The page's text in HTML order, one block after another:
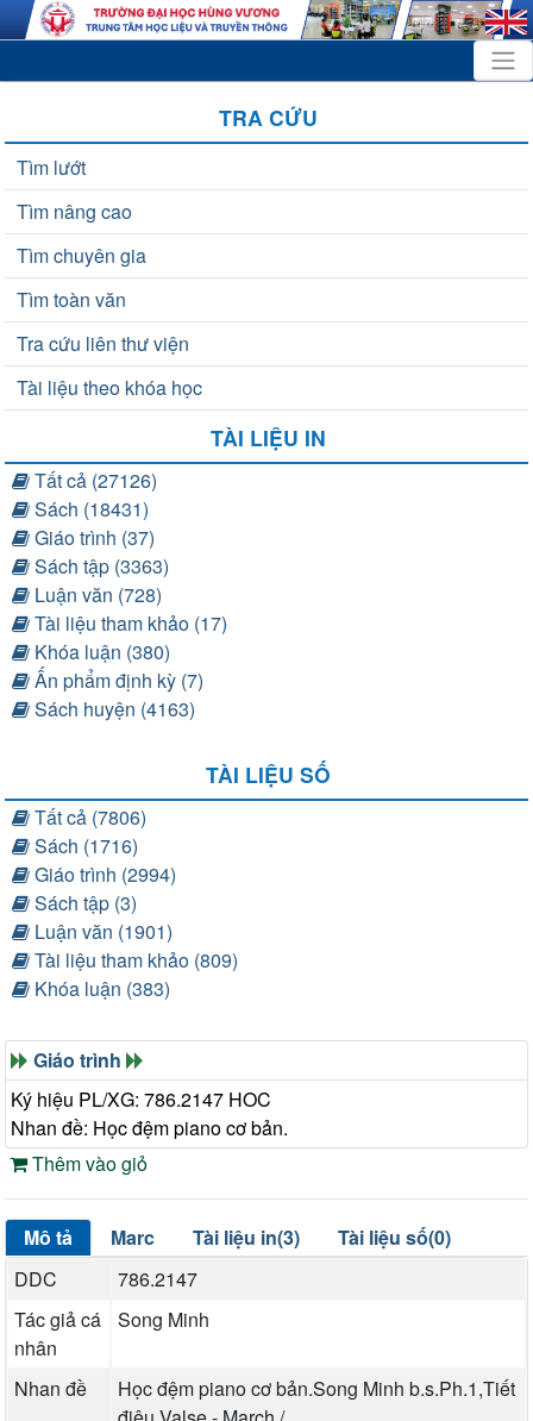
TRA CỨU
Tìm lướt
Tìm nâng cao
Tìm chuyên gia
Tìm toàn văn
Tra cứu liên thư viện
Tài liệu theo khóa học
TÀI LIỆU IN
Tất cả (27126)
Sách (18431)
Giáo trình (37)
Sách tập (3363)
Luận văn (728)
Tài liệu tham khảo (17)
Khóa luận (380)
Ấn phẩm định kỳ (7)
Sách huyện (4163)
TÀI LIỆU SỐ
Tất cả (7806)
Sách (1716)
Giáo trình (2994)
Sách tập (3)
Luận văn (1901)
Tài liệu tham khảo (809)
Khóa luận (383)
Giáo trình
Ký hiệu PL/XG: 786.2147 HOC
Nhan đề: Học đệm piano cơ bản.
Thêm vào giỏ
Mô tả Marc Tài liệu in(3)
Tài liệu số(0)
DDC
786.2147
Tác giả cá
nhân
Song Minh
Nhan đề
Học đệm piano cơ bản.Song Minh b.s.Ph.1,Tiết